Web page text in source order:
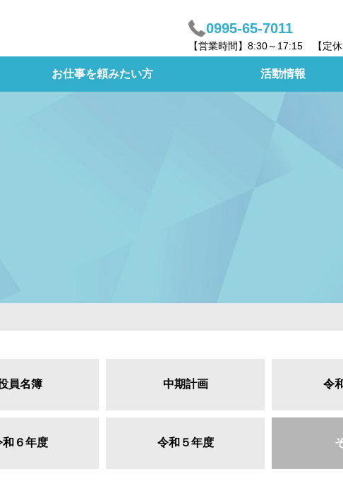
0995-65-7011
【営業時間】8:30～17:15 【定
お仕事を頼みたい方 活動情報
員名簿 中期計画 令
和６年度 令和５年度